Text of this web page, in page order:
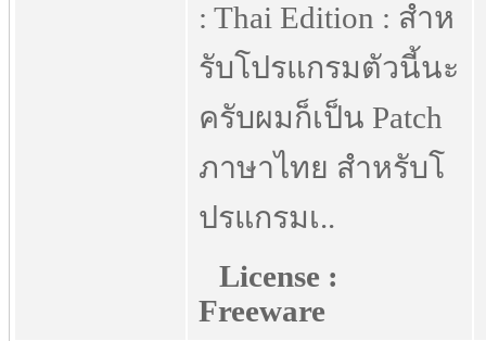
: Thai Edition : สำห
รับโปรแกรมตัวนี้นะ
ครับผมก็เป็น Patch
ภาษาไทย สำหรับโ
ปรแกรมเ..
License :
Freeware